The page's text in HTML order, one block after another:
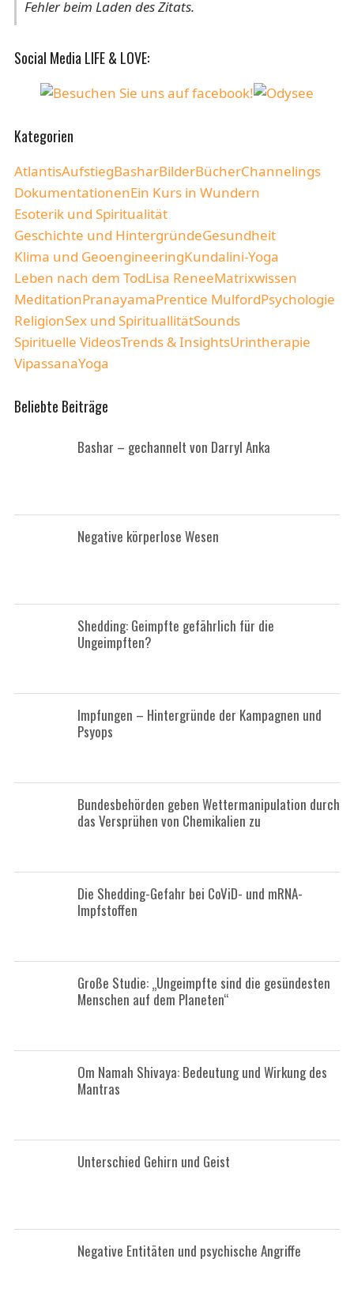
Fehler beim Laden des Zitats.
Social Media LIFE & LOVE:
Kategorien
AtlantisAufstiegBasharBilderBücherChannelings
DokumentationenEin Kurs in Wundern
Esoterik und Spiritualität
Geschichte und HintergründeGesundheit
Klima und GeoengineeringKundalini-Yoga
Leben nach dem TodLisa ReneeMatrixwissen
MeditationPranayamaPrentice MulfordPsychologie
ReligionSex und SpirituallitätSounds
Spirituelle VideosTrends & InsightsUrintherapie
VipassanaYoga
Beliebte Beiträge
Bashar – gechannelt von Darryl Anka
Negative körperlose Wesen
Shedding: Geimpfte gefährlich für die
Ungeimpften?
Impfungen – Hintergründe der Kampagnen und
Psyops
Bundesbehörden geben Wettermanipulation durch
das Versprühen von Chemikalien zu
Die Shedding-Gefahr bei CoViD- und mRNA-
Impfstoffen
Große Studie: „Ungeimpfte sind die gesündesten
Menschen auf dem Planeten“
Om Namah Shivaya: Bedeutung und Wirkung des
Mantras
Unterschied Gehirn und Geist
Negative Entitäten und psychische Angriffe